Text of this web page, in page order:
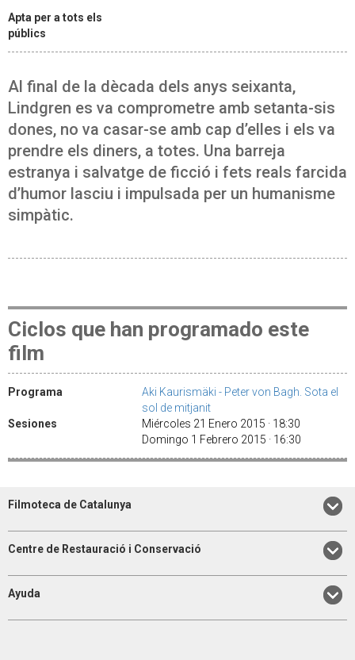
Apta per a tots els
públics
Al final de la dècada dels anys seixanta,
Lindgren es va comprometre amb setanta-sis
dones, no va casar-se amb cap d’elles i els va
prendre els diners, a totes. Una barreja
estranya i salvatge de ficció i fets reals farcida
d’humor lasciu i impulsada per un humanisme
simpàtic.
Ciclos que han programado este
film
Programa
Aki Kaurismäki - Peter von Bagh. Sota el
sol de mitjanit
Sesiones
Miércoles 21 Enero 2015 · 18:30
Domingo 1 Febrero 2015 · 16:30
Filmoteca de Catalunya
Centre de Restauració i Conservació
Ayuda